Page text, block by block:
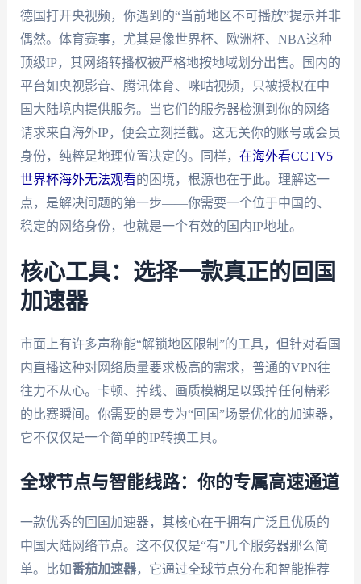
德国打开央视频，你遇到的“当前地区不可播放”提示并非
偶然。体育赛事，尤其是像世界杯、欧洲杯、NBA这种
顶级IP，其网络转播权被严格地按地域划分出售。国内的
平台如央视影音、腾讯体育、咪咕视频，只被授权在中
国大陆境内提供服务。当它们的服务器检测到你的网络
请求来自海外IP，便会立刻拦截。这无关你的账号或会员
身份，纯粹是地理位置决定的。同样， 在海外看CCTV5
世界杯海外无法观看的困境，根源也在于此。理解这一
点，是解决问题的第一步——你需要一个位于中国的、
稳定的网络身份，也就是一个有效的国内IP地址。
核心工具：选择一款真正的回国
加速器
市面上有许多声称能“解锁地区限制”的工具，但针对看国
内直播这种对网络质量要求极高的需求，普通的VPN往
往力不从心。卡顿、掉线、画质模糊足以毁掉任何精彩
的比赛瞬间。你需要的是专为“回国”场景优化的加速器，
它不仅仅是一个简单的IP转换工具。
全球节点与智能线路：你的专属高速通道
一款优秀的回国加速器，其核心在于拥有广泛且优质的
中国大陆网络节点。这不仅仅是“有”几个服务器那么简
单。比如番茄加速器，它通过全球节点分布和智能推荐